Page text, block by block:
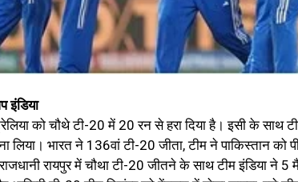
इंडिया
को चौथे टी-20 में 20 रन से हरा दिया है। इसी के साथ
बना लिया। भारत ने 136वां टी-20 जीता, टीम ने पाकिस्तान
रायपुर में चौथा टी-20 जीतने के साथ टीम इंडिया ने